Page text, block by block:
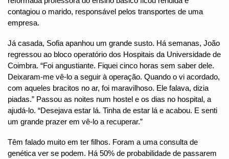
contagiou o marido, responsável pelos transportes de uma
empresa.
Já casada, Sofia apanhou um grande susto. Há semanas, João
regressou ao bloco operatório dos Hospitais da Universidade de
Coimbra. “Foi angustiante. Fiquei cinco horas sem saber dele.
Deixaram-me vê-lo a seguir à operação. Quando o vi acordado,
com aqueles bracitos no ar, foi maravilhoso. Ele falava, dizia
piadas.” Passou as noites num hostel e os dias no hospital, a
ajudá-lo. “Desejava estar lá. Tinha de estar lá e acabou. E senti
um grande prazer em vê-lo a recuperar.”
Têm falado muito em ter filhos. Foram a uma consulta de
genética ver se podem. Há 50% de probabilidade de passarem